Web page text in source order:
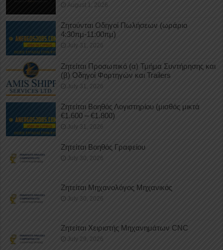
August 1, 2026
Ζητούνται Οδηγοί Πωλήσεων (ωράριο
4:30πμ-11:00πμ)
July 31, 2026
Ζητείται Προσωπικό (α) Τμήμα Συντήρησης και
(β) Οδηγοί Φορτηγών και Trailers
July 31, 2026
Ζητείται Βοηθός Λογιστηρίου (μισθός μικτά
€1.600 – €1.800)
July 31, 2026
Ζητείται Βοηθός Γραφείου
July 30, 2026
Ζητείται Μηχανολόγος Μηχανικός
July 30, 2026
Ζητείται Χειριστής Μηχανημάτων CNC
July 29, 2026